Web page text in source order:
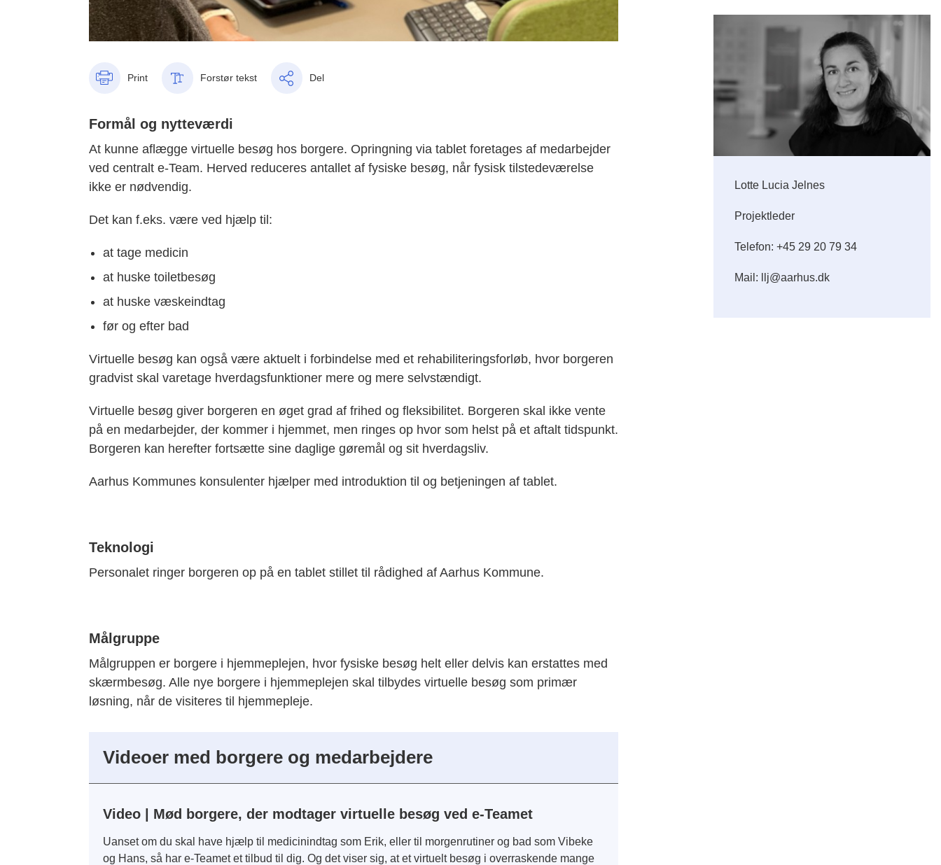
Print Forstør tekst Del
Formål og nytteværdi
At kunne aflægge virtuelle besøg hos borgere. Opringning via tablet foretages af medarbejder
ved centralt e-Team. Herved reduceres antallet af fysiske besøg, når fysisk tilstedeværelse
ikke er nødvendig.
Det kan f.eks. være ved hjælp til:
at tage medicin
at huske toiletbesøg
at huske væskeindtag
før og efter bad
Virtuelle besøg kan også være aktuelt i forbindelse med et rehabiliteringsforløb, hvor borgeren
gradvist skal varetage hverdagsfunktioner mere og mere selvstændigt.
Virtuelle besøg giver borgeren en øget grad af frihed og fleksibilitet. Borgeren skal ikke vente
på en medarbejder, der kommer i hjemmet, men ringes op hvor som helst på et aftalt tidspunkt.
Borgeren kan herefter fortsætte sine daglige gøremål og sit hverdagsliv.
Aarhus Kommunes konsulenter hjælper med introduktion til og betjeningen af tablet.
Teknologi
Personalet ringer borgeren op på en tablet stillet til rådighed af Aarhus Kommune.
Målgruppe
Målgruppen er borgere i hjemmeplejen, hvor fysiske besøg helt eller delvis kan erstattes med
skærmbesøg. Alle nye borgere i hjemmeplejen skal tilbydes virtuelle besøg som primær
løsning, når de visiteres til hjemmepleje.
Videoer med borgere og medarbejdere
Video | Mød borgere, der modtager virtuelle besøg ved e-Teamet
Uanset om du skal have hjælp til medicinindtag som Erik, eller til morgenrutiner og bad som Vibeke
og Hans, så har e-Teamet et tilbud til dig. Og det viser sig, at et virtuelt besøg i overraskende mange
Lotte Lucia Jelnes
Projektleder
Telefon: +45 29 20 79 34
Mail: llj@aarhus.dk